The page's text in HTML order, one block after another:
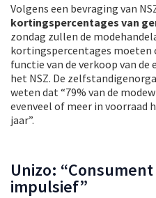
Volgens een bevraging van
kortingspercentages van
zondag zullen de
kortingspercentages moeten
functie van de verkoop van de
het NSZ. De
weten dat “79% van de
evenveel of meer in voorraad
jaar”.
Unizo:
impulsief”